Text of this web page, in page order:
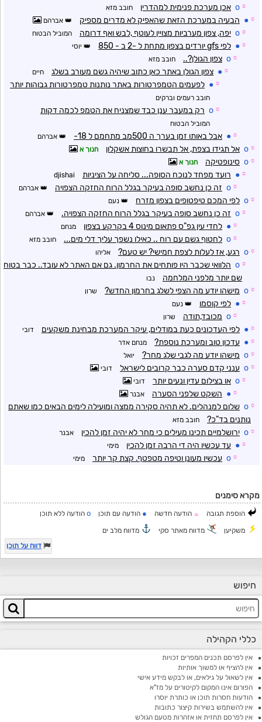
☼
o אכן מערכת פנימית למהדרין חובב מזא
☼
● הבעיה במערכת הזאת שהאפיק לא מדרים מספיק אברהם
☼
o יפה, צפון מערביות מצויין לעוטף ,לבש ואף דרומה המוביל הבטוח
☼
● לפי gfs יורדים בצפון מתחת ל -2 ב - 850 יוסי
☼
o צפון הגולן?.. חובב מזא
☼
● צפון הגולן באתר כאן כתוב שיהיה גשם מעורב בשלג חיים
☼
● לפעמים הטמפרטורות באתר נותנות טמפרטורות גבוהות יותר
חובב רעמים וברקים
☼
o רק במעבר ענן כבד שמצניח את הטמפ לכמה דקות
המוביל הבטוח
☼
● אבל באותו זמן בערך ה 500מב מתחמם ל 18- אברהם
☼
o אל תגידו בצפת, אל תבשרו בחוצות אשקלון חנוך א
☼
o סינופטיקה חנוך א
☼
● רועד מפחד לנוכח הסופה... סליחה על הציניות djishai
☼
o זה כן נחשב סופה בעיקר בגלל הרוח החזקה הצפויה אברהם
☼
o לפי המכם טיפטופים בצפון מזרח נעם
☼
o זה כן נחשב סופה בעיקר בגלל הרוח החזקה הצפויה. אברהם
☼
● לחדי עין גפ"ס פתאום מינוס 4 בקרקע בצפון מנחם
☼
o לחטוף גשם עם רוח .. כאילו נשפך עליך דלי מים... חובב מזא
☼
o רגע, אז לעלות לצפת חמישי? יש טעם? אליהו
☼
o הלוואי שכבר היו פותחים את החרמון. גם אם האתר לא עובד.. כבר בטוח
שם יותר מלפני המלחמה
נבו
☼
o מישהו יודע מה הצפי לשלג בחרמון החדש? שרון
☼
● לפי קוסמו נעם
☼
o מכובד,תודה שרון
☼
● לפי העדכונים כעת במודלים, עיקר המערכת מבחינת משקעים דובי
☼
● עדכון טוב ומערכת נוספת? מנחם אדר
☼
o מישהו יודע מה לגבי שלג מחר? יואל
☼
o ענני קדם סערה כבר קרובים לישראל דובי
☼
o או בצילום עדין ונעים יותר דובי
☼
● השקט שלפני הסערה אבנר
☼
o שלום למנהלים. לא תהיה סקירה ממצה ומועילה לימים הבאים כמו שאתם
נותנים בד"כ?
חובב מזא
☼
o ירושלמיים תכינו מעילים כי מחר לא יהיה זמן להכין אבנר
☼
● עד עכשיו היה די הרבה זמן להכין מימי
☼
o עכשיו מעונן וטיפה מטפטף. קצת קר יותר מימי
מקרא סימנים
הוספת תגובה ☼ הודעה חדשה ● הודעה עם תוכן o הודעה ללא תוכן
משקיען מדווח מאתר סקי
מדווח מלב ים
דווח על תוכן
חיפוש
כללי הקהילה
אין לפרסם תכנים המפרים זכויות
אין להציף או למשוך אותיות
אין לשאול על גילאים, או לבקש מידע אישי
הפורום אינו המקום לקיטורים על מז"א
הודעות חסרות תוכן או כותרת יוסרו
אין להשתמש בשירות קיצור כתובות
אין לפרסם תחזית או אזהרות מטעם הגולש